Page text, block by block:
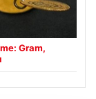
Gram,